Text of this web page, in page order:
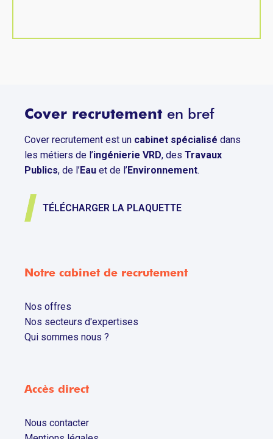
Cover recrutement en bref
Cover recrutement est un cabinet spécialisé dans
les métiers de l’ingénierie VRD, des Travaux
Publics, de l’Eau et de l’Environnement.
TÉLÉCHARGER LA PLAQUETTE
Notre cabinet de recrutement
Nos offres
Nos secteurs d'expertises
Qui sommes nous ?
Accès direct
Nous contacter